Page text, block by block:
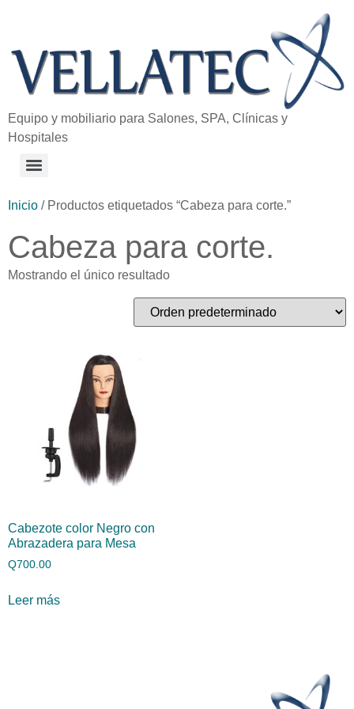
Equipo y mobiliario para Salones, SPA, Clínicas y
Hospitales
Inicio / Productos etiquetados “Cabeza para corte.”
Cabeza para corte.
Mostrando el único resultado
Cabezote color Negro con
Abrazadera para Mesa
Q700.00
Leer más